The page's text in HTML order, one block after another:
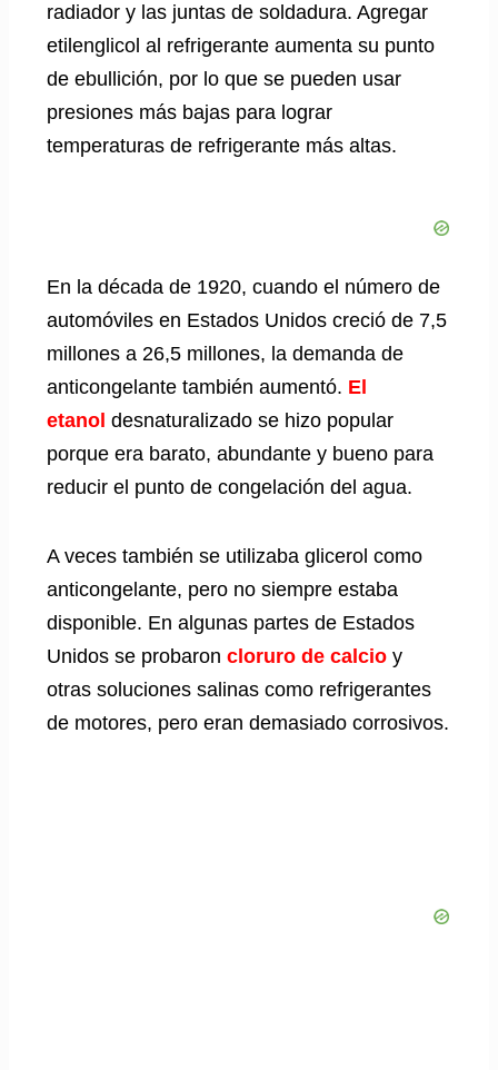
radiador y las juntas de soldadura. Agregar
etilenglicol al refrigerante aumenta su punto
de ebullición, por lo que se pueden usar
presiones más bajas para lograr
temperaturas de refrigerante más altas.
En la década de 1920, cuando el número de
automóviles en Estados Unidos creció de 7,5
millones a 26,5 millones, la demanda de
anticongelante también aumentó. El
etanol desnaturalizado se hizo popular
porque era barato, abundante y bueno para
reducir el punto de congelación del agua.
A veces también se utilizaba glicerol como
anticongelante, pero no siempre estaba
disponible. En algunas partes de Estados
Unidos se probaron cloruro de calcio y
otras soluciones salinas como refrigerantes
de motores, pero eran demasiado corrosivos.